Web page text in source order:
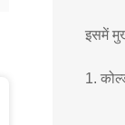
इसमें
1.